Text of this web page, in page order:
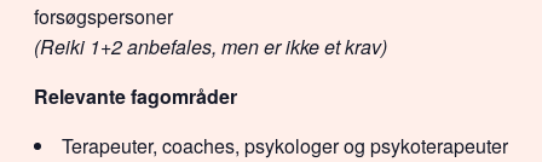
forsøgspersoner
(Reiki 1+2 anbefales, men er ikke et krav)
Relevante fagområder
Terapeuter, coaches, psykologer og psykoterapeuter